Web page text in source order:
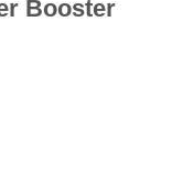
Booster